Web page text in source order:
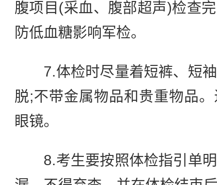
腹项目(采血、腹部超声)检查
防低血糖影响军检。
7.体检时尽量着短裤、短袖
脱;不带金属物品和贵重物品
眼镜。
8.考生要按照体检指引单明